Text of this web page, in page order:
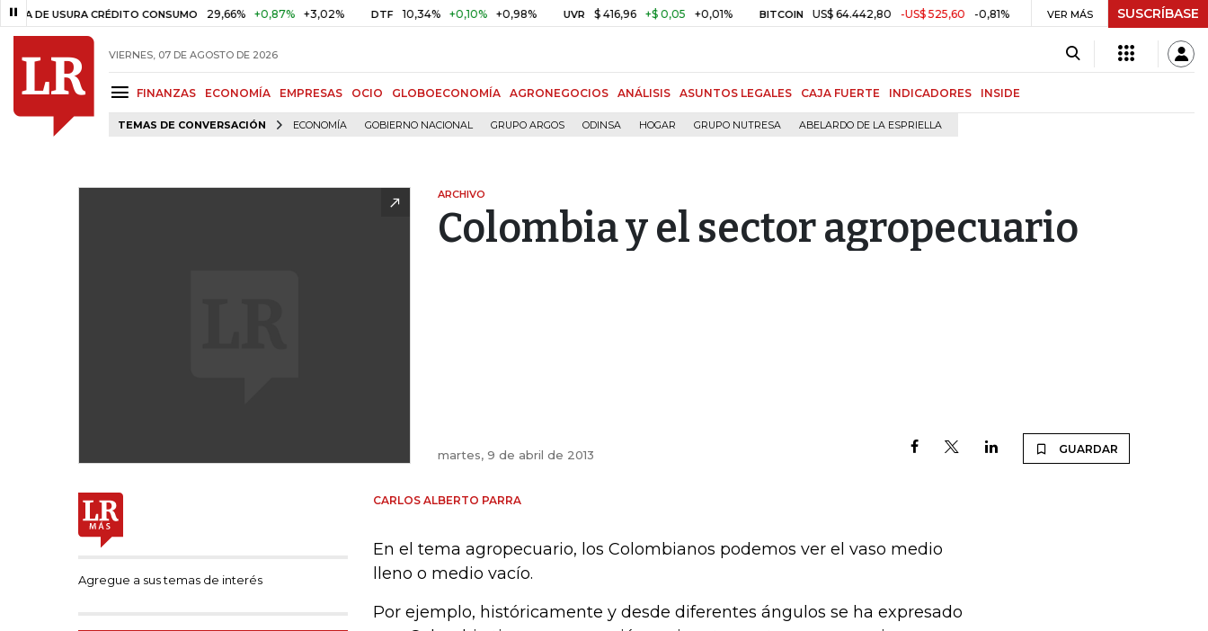
USURA CRÉDITO CONSUMO 29,66% +0,87% +3,02% DTF 10,34% +0,10% +0,98% UVR $ 416,96 +$ 0,05 +0,01% BITCOIN US$ 64.442,80 -US$ 525,60 -0,81% TRM $ 3.157,43 -$ 21,97 -0,69%
VER MÁS SUSCRÍBASE
VIERNES, 07 DE AGOSTO DE 2026
FINANZAS ECONOMÍA EMPRESAS OCIO GLOBOECONOMÍA AGRONEGOCIOS ANÁLISIS ASUNTOS LEGALES CAJA FUERTE INDICADORES INSIDE
TEMAS DE CONVERSACIÓN ECONOMÍA GOBIERNO NACIONAL GRUPO ARGOS ODINSA HOGAR GRUPO NUTRESA ABELARDO DE LA ESPRIELLA
ARCHIVO
Colombia y el sector agropecuario
martes, 9 de abril de 2013 GUARDAR
Agregue a sus temas de interés
CARLOS ALBERTO PARRA
En el tema agropecuario, los Colombianos podemos ver el vaso medio
lleno o medio vacío.
Por ejemplo, históricamente y desde diferentes ángulos se ha expresado